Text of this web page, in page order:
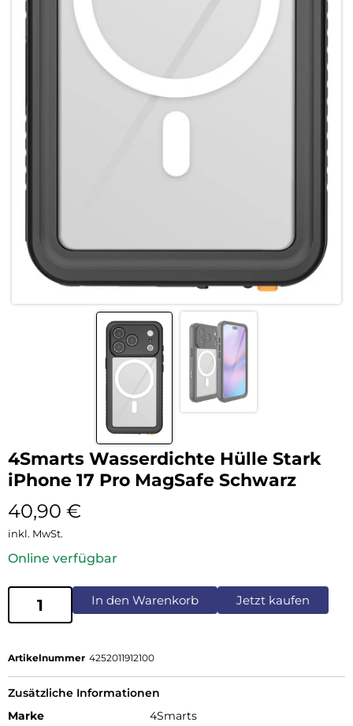
4Smarts Wasserdichte Hülle Stark
iPhone 17 Pro MagSafe Schwarz
40,90 €
inkl. MwSt.
Online verfügbar
In den Warenkorb Jetzt kaufen
Artikelnummer 4252011912100
Zusätzliche Informationen
Marke
4Smarts